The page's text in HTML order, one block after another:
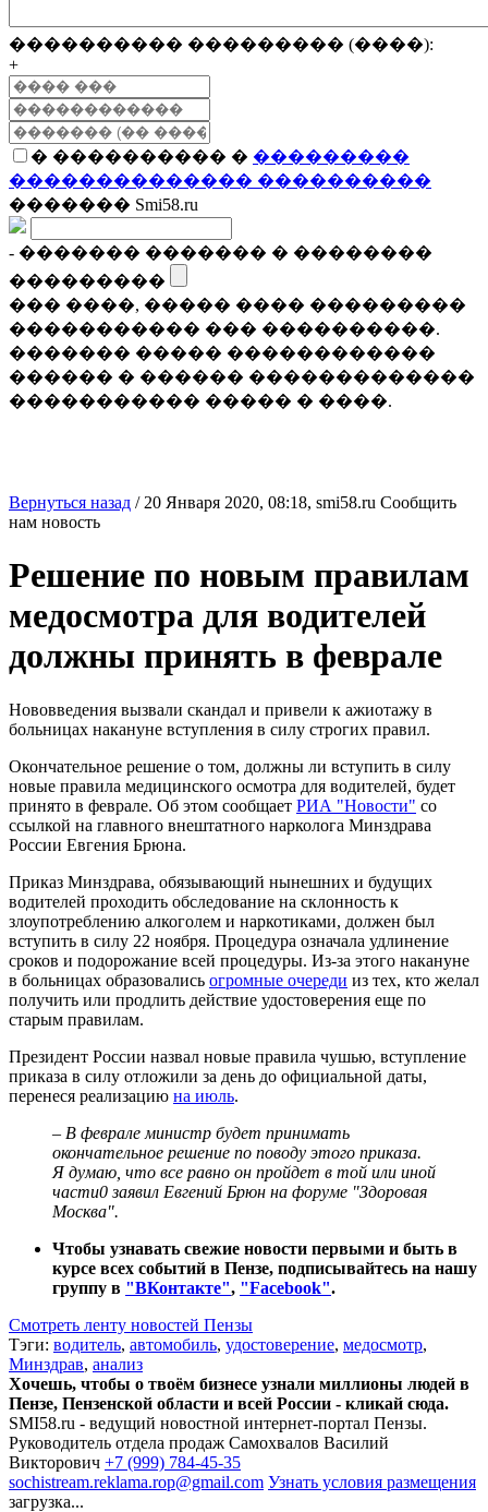
���������� ��������� (����):
+
� ���������� � ���������
�������������� ����������
������� Smi58.ru
- ������� ������� � ��������
���������
��� ����, ����� ���� ���������
����������� ��� ����������.
������� ����� ������������
������ � ������ �������������
����������� ����� � ����.
Вернуться назад / 20 Января 2020, 08:18, smi58.ru Сообщить
нам новость
Решение по новым правилам
медосмотра для водителей
должны принять в феврале
Нововведения вызвали скандал и привели к ажиотажу в
больницах накануне вступления в силу строгих правил.
Окончательное решение о том, должны ли вступить в силу
новые правила медицинского осмотра для водителей, будет
принято в феврале. Об этом сообщает РИА "Новости" со
ссылкой на главного внештатного нарколога Минздрава
России Евгения Брюна.
Приказ Минздрава, обязывающий нынешних и будущих
водителей проходить обследование на склонность к
злоупотреблению алкоголем и наркотиками, должен был
вступить в силу 22 ноября. Процедура означала удлинение
сроков и подорожание всей процедуры. Из-за этого накануне
в больницах образовались огромные очереди из тех, кто желал
получить или продлить действие удостоверения еще по
старым правилам.
Президент России назвал новые правила чушью, вступление
приказа в силу отложили за день до официальной даты,
перенеся реализацию на июль.
– В феврале министр будет принимать
окончательное решение по поводу этого приказа.
Я думаю, что все равно он пройдет в той или иной
части0 заявил Евгений Брюн на форуме "Здоровая
Москва".
Чтобы узнавать свежие новости первыми и быть в
курсе всех событий в Пензе, подписывайтесь на нашу
группу в "ВКонтакте", "Facebook".
Смотреть ленту новостей Пензы
Тэги: водитель, автомобиль, удостоверение, медосмотр,
Минздрав, анализ
Хочешь, чтобы о твоём бизнесе узнали миллионы людей в
Пензе, Пензенской области и всей России - кликай сюда.
SMI58.ru - ведущий новостной интернет-портал Пензы.
Руководитель отдела продаж Самохвалов Василий
Викторович +7 (999) 784-45-35
sochistream.reklama.rop@gmail.com Узнать условия размещения
загрузка...